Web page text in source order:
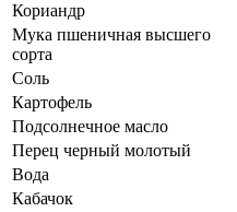
Кориандр
Мука пшеничная высшего
сорта
Соль
Картофель
Подсолнечное масло
Перец черный молотый
Вода
Кабачок